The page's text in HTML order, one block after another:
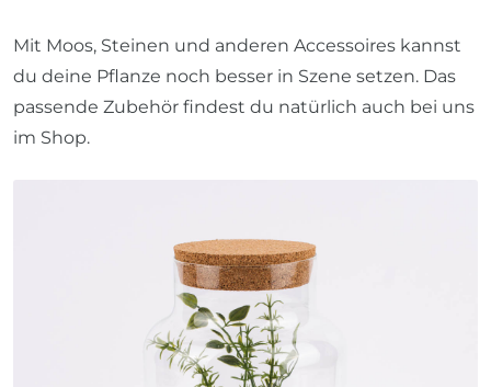
Mit Moos, Steinen und anderen Accessoires kannst
du deine Pflanze noch besser in Szene setzen. Das
passende Zubehör findest du natürlich auch bei uns
im Shop.